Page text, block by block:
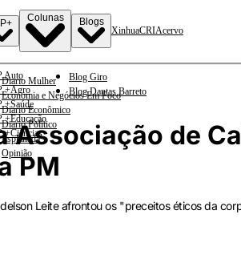
Auto
+Agro
+Saúde
+Educação
+Ciências
Colunas
Diario Mulher
Economia e Negócios Em Foco
Diario Econômico
Diario Político
Esplanada
Opinião
Blogs
Blog Giro
Blog Dantas Barreto
XinhuaCRIAcervo
Associação de
PM
Leite afrontou os "preceitos éticos da